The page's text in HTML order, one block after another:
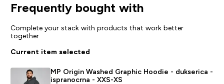
Frequently bought with
Complete your stack with products that work better
together
Current item selected
MP Origin Washed Graphic Hoodie - dukserica -
ispranocrna - XXS-XS